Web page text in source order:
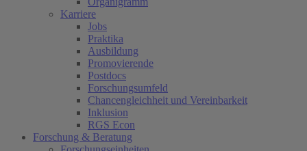
Karriere
Jobs
Praktika
Ausbildung
Promovierende
Postdocs
Forschungsumfeld
Chancengleichheit und Vereinbarkeit
Inklusion
RGS Econ
Forschung & Beratung